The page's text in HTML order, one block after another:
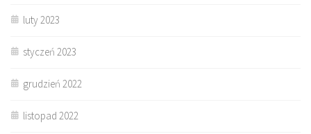
luty 2023
styczeń 2023
grudzień 2022
listopad 2022